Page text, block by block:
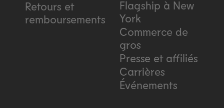
Retours et
remboursements
Flagship à New
York
Commerce de
gros
Presse et affiliés
Carrières
Événements